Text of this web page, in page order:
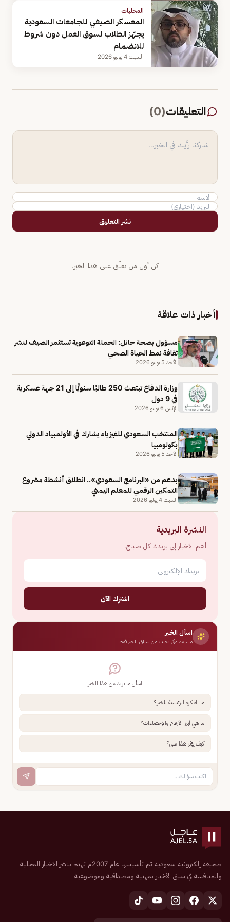
المحليات
المعسكر الصيفي للجامعات السعودية
يجهّز الطلاب لسوق العمل دون شروط
للانضمام
السبت 4 يوليو 2026
التعليقات(
0
)
نشر التعليق
كن أول من يعلّق على هذا الخبر.
أخبار ذات علاقة
مسؤول بصحة حائل: الحملة التوعوية تستثمر الصيف لنشر
ثقافة نمط الحياة الصحي
الأحد 5 يوليو 2026
وزارة الدفاع تبتعث 250 طالبًا سنويًّا إلى 21 جهة عسكرية
في 9 دول
الإثنين 6 يوليو 2026
المنتخب السعودي للفيزياء يشارك في الأولمبياد الدولي
بكولومبيا
الأحد 5 يوليو 2026
بدعم من «البرنامج السعودي».. انطلاق أنشطة مشروع
التمكين الرقمي للمعلم اليمني
السبت 4 يوليو 2026
النشرة البريدية
أهم الأخبار إلى بريدك كل صباح.
اشترك الآن
اسأل الخبر
مساعد ذكي يجيب من سياق الخبر فقط
اسأل ما تريد عن هذا الخبر
ما الفكرة الرئيسية للخبر؟
ما هي أبرز الأرقام والإحصاءات؟
كيف يؤثر هذا علي؟
صحيفة إلكترونية سعودية تم تأسيسها عام 2007م تهتم بنشر الأخبار المحلية
والمنافسة في سبق الأخبار بمهنية ومصداقية وموضوعية